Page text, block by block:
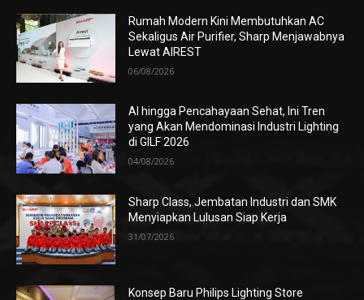
Rumah Modern Kini Membutuhkan AC
Sekaligus Air Purifier, Sharp Menjawabnya
Lewat AIREST
06/08/2026
AI hingga Pencahayaan Sehat, Ini Tren
yang Akan Mendominasi Industri Lighting
di GILF 2026
04/08/2026
Sharp Class, Jembatan Industri dan SMK
Menyiapkan Lulusan Siap Kerja
31/07/2026
Konsep Baru Philips Lighting Store